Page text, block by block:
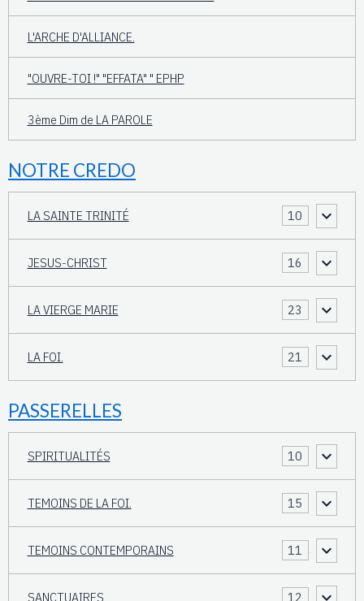
L'ARCHE D'ALLIANCE.
"OUVRE-TOI !" "EFFATA" " EPHP
3ème Dim de LA PAROLE
NOTRE CREDO
LA SAINTE TRINITÉ 10
JESUS-CHRIST 16
LA VIERGE MARIE 23
LA FOI. 21
PASSERELLES
SPIRITUALITÉS 10
TEMOINS DE LA FOI. 15
TEMOINS CONTEMPORAINS 11
SANCTUAIRES 12